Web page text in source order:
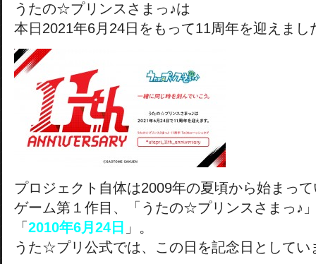
うたの☆プリンスさまっ♪は
本日2021年6月24日をもって11周年を迎えまし
プロジェクト自体は2009年の夏頃から始まっ
ゲーム第１作目、「うたの☆プリンスさまっ♪
「 2010年6月24日 」。
うた☆プリ公式では、この日を記念日としてい